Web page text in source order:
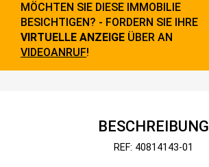
MÖCHTEN SIE DIESE IMMOBILIE
BESICHTIGEN? - FORDERN SIE IHRE
VIRTUELLE ANZEIGE ÜBER AN
VIDEOANRUF!
BESCHREIBUNG
REF: 40814143-01